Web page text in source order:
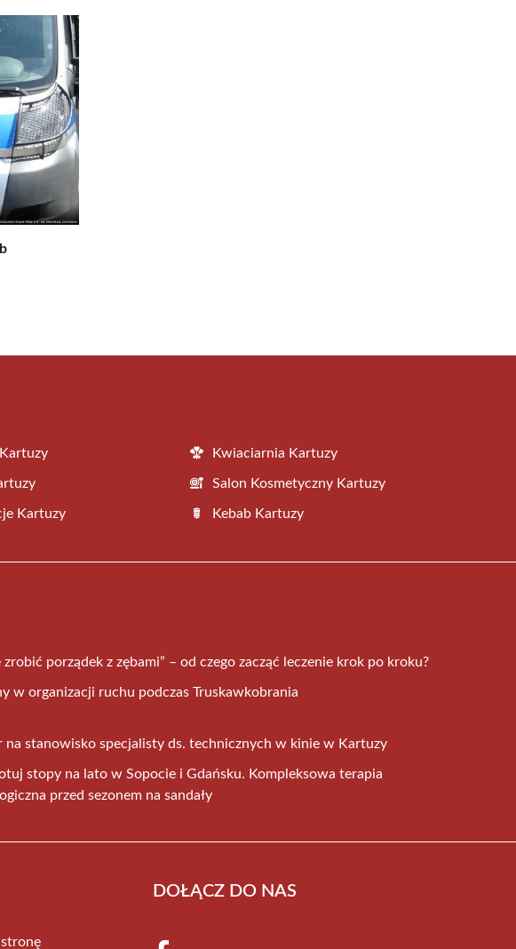
Kwiaciarnia Kartuzy
Salon Kosmetyczny Kartuzy
Kartuzy Kebab Kartuzy
zrobić porządek z zębami” – od czego zacząć leczenie krok po kroku?
w organizacji ruchu podczas Truskawkobrania
na stanowisko specjalisty ds. technicznych w kinie w Kartuzy
stopy na lato w Sopocie i Gdańsku. Kompleksowa terapia
przed sezonem na sandały
DOŁĄCZ DO NAS